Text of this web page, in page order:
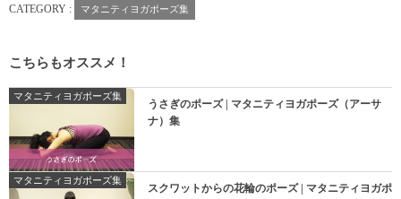
CATEGORY : マタニティヨガポーズ集
こちらもオススメ！
マタニティヨガポーズ集
うさぎのポーズ | マタニティヨガポーズ（アーサ
ナ）集
マタニティヨガポーズ集
スクワットからの花輪のポーズ | マタニティヨガポ